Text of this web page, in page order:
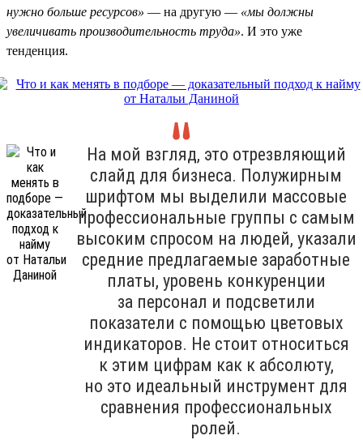
нужно больше ресурсов» — на другую — «мы должны
увеличивать производительность труда». И это уже
тенденция.
На мой взгляд, это отрезвляющий
слайд для бизнеса. Полужирным
шрифтом мы выделили массовые
профессиональные группы с самым
высоким спросом на людей, указали
средние предлагаемые заработные
платы, уровень конкуренции
за персонал и подсветили
показатели с помощью цветовых
индикаторов. Не стоит относиться
к этим цифрам как к абсолюту,
но это идеальный инструмент для
сравнения профессиональных
ролей.